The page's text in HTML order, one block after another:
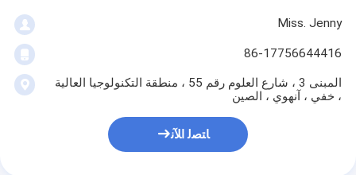
Miss. Jenny
86-17756644416
المبنى 3 ، شارع العلوم رقم 55 ، منطقة التكنولوجيا العالية
، خفي ، آنهوي ، الصين
ﺎﺘﺼﻟ ﺍﻶﻧ